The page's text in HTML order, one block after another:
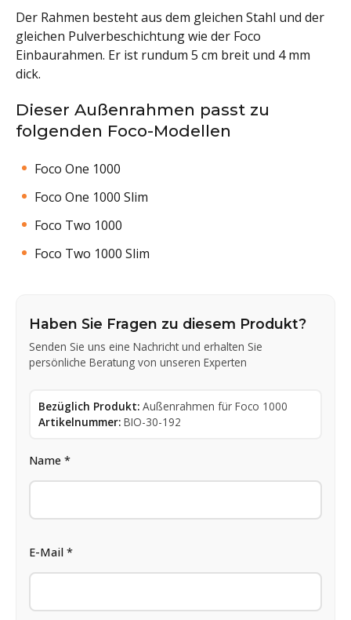
Der Rahmen besteht aus dem gleichen Stahl und der
gleichen Pulverbeschichtung wie der Foco
Einbaurahmen. Er ist rundum 5 cm breit und 4 mm
dick.
Dieser Außenrahmen passt zu
folgenden Foco-Modellen
Foco One 1000
Foco One 1000 Slim
Foco Two 1000
Foco Two 1000 Slim
Haben Sie Fragen zu diesem Produkt?
Senden Sie uns eine Nachricht und erhalten Sie
persönliche Beratung von unseren Experten
Bezüglich Produkt: Außenrahmen für Foco 1000
Artikelnummer: BIO-30-192
Name *
E-Mail *